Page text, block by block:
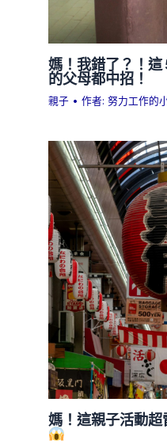
媽！我錯了？！
的父母都中招！
親子 • 作者:努力工作的
媽！這親子活動超